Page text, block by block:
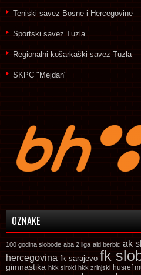
Teniski savez Bosne i Hercegovine
Sportski savez Tuzla
Regionalni košarkaški savez Tuzla
SKPC "Mejdan"
OZNAKE
100 godina slobode aba 2 liga aid berbic ak
hercegovina fk sarajevo fk
gimnastika hkk siroki hkk zrinjski husref